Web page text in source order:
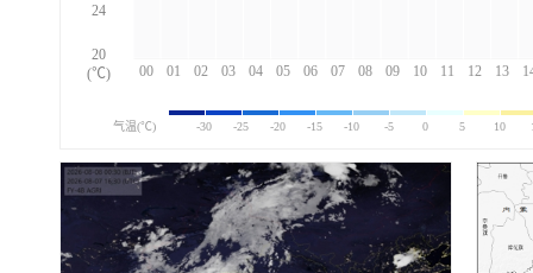
00 01 02 03 04 05 06 07 08 09 10 11 12 13
24
20
(℃)
气温(℃) -30 -25 -20 -15 -10 -5 0 5 10